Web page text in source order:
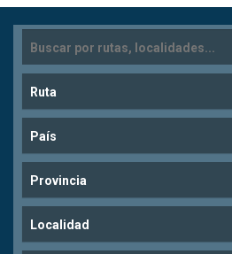
Ruta
País
Provincia
Localidad